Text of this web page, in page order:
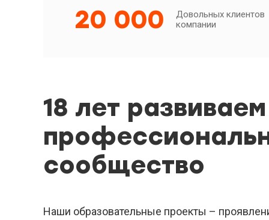
20 000
Довольных клиентов
компании
18 лет развиваем
сообщество
Наши образовательные проекты –